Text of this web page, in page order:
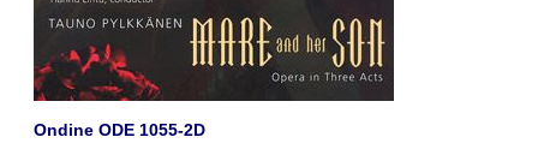
Ondine ODE 1055-2D